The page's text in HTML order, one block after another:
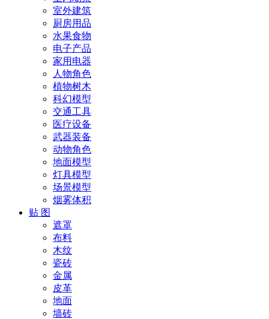
室外建筑
厨房用品
水果食物
电子产品
家用电器
人物角色
植物树木
科幻模型
交通工具
医疗设备
武器装备
动物角色
地面模型
灯具模型
场景模型
烟雾体积
贴 图
遮罩
布料
木纹
瓷砖
金属
皮革
地面
墙砖